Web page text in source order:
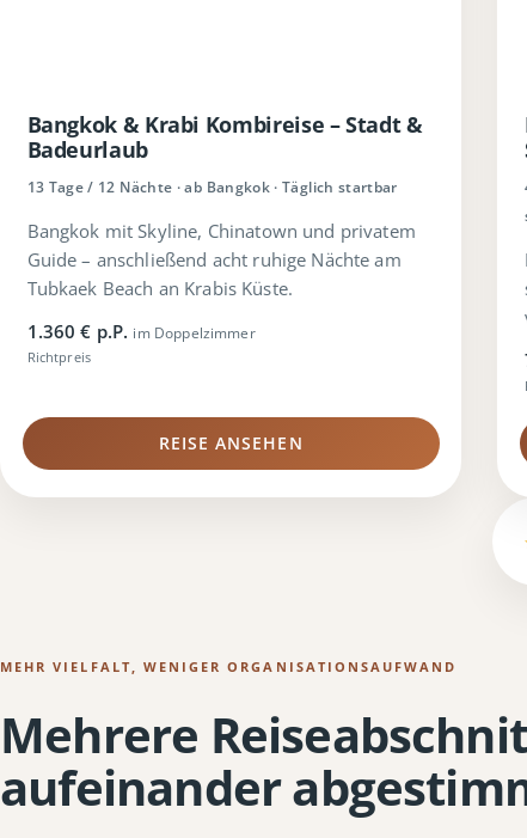
Bangkok & Krabi Kombireise – Stadt &
Badeurlaub
13 Tage / 12 Nächte · ab Bangkok · Täglich startbar
Bangkok mit Skyline, Chinatown und privatem
Guide – anschließend acht ruhige Nächte am
Tubkaek Beach an Krabis Küste.
1.360 € p.P. im Doppelzimmer
Richtpreis
REISE ANSEHEN
MEHR VIELFALT, WENIGER ORGANISATIONSAUFWAND
Mehrere
aufeinander